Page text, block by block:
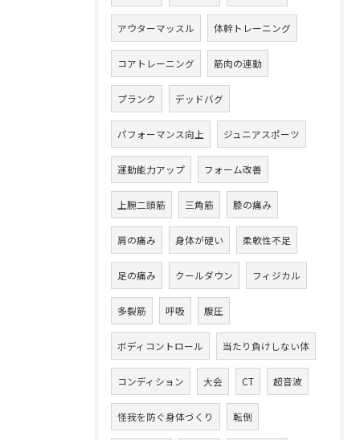
アウターマッスル 体幹トレーニング
コアトレーニング 筋肉の連動
プランク デッドバグ
パフォーマンス向上 ジュニアスポーツ
運動能力アップ フォーム改善
上腕二頭筋 三角筋 膝の痛み
肩の痛み 身体が硬い 柔軟性不足
足の痛み クールダウン フィジカル
多裂筋 呼吸 腹圧
ボディコントロール 当たり負けしない体
コンディション 大会 CT 超音波
怪我を防ぐ身体づくり 転倒